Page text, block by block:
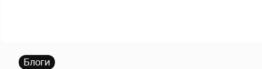
Блоги